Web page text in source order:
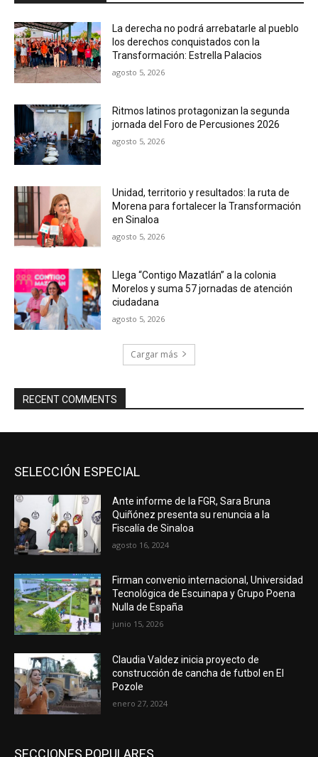
La derecha no podrá arrebatarle al pueblo
los derechos conquistados con la
Transformación: Estrella Palacios
agosto 5, 2026
Ritmos latinos protagonizan la segunda
jornada del Foro de Percusiones 2026
agosto 5, 2026
Unidad, territorio y resultados: la ruta de
Morena para fortalecer la Transformación
en Sinaloa
agosto 5, 2026
Llega “Contigo Mazatlán” a la colonia
Morelos y suma 57 jornadas de atención
ciudadana
agosto 5, 2026
Cargar más
RECENT COMMENTS
SELECCIÓN ESPECIAL
Ante informe de la FGR, Sara Bruna
Quiñónez presenta su renuncia a la
Fiscalía de Sinaloa
agosto 16, 2024
Firman convenio internacional, Universidad
Tecnológica de Escuinapa y Grupo Poena
Nulla de España
junio 15, 2026
Claudia Valdez inicia proyecto de
construcción de cancha de futbol en El
Pozole
enero 27, 2024
SECCIONES POPULARES